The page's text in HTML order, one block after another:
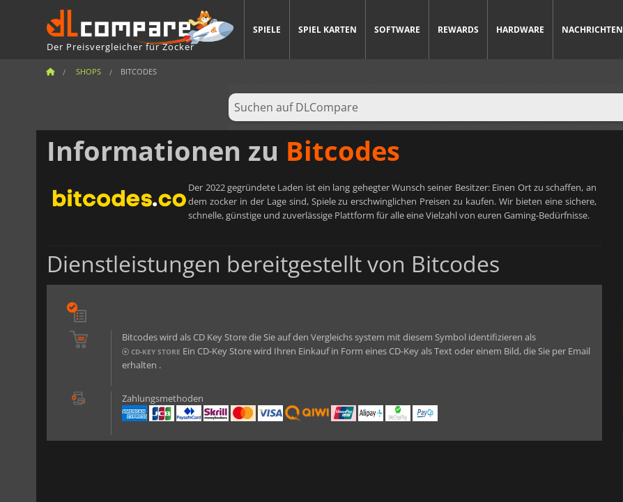
Der Preisvergleicher für Zocker
SPIELE SPIEL KARTEN SOFTWARE REWARDS HARDWARE NACHRICHTEN
SHOPS BITCODES
Informationen zu Bitcodes
Der 2022 gegründete Laden ist ein lang gehegter Wunsch seiner Besitzer: Einen Ort zu schaffen, an
dem zocker in der Lage sind, Spiele zu erschwinglichen Preisen zu kaufen. Wir bieten eine sichere,
schnelle, günstige und zuverlässige Plattform für alle eine Vielzahl von euren Gaming-Bedürfnisse.
Dienstleistungen bereitgestellt von Bitcodes
Bitcodes wird als CD Key Store die Sie auf den Vergleichs system mit diesem Symbol identifizieren als
CD-KEY STORE Ein CD-Key Store wird Ihren Einkauf in Form eines CD-Key als Text oder einem Bild, die Sie per Email
erhalten .
Zahlungsmethoden